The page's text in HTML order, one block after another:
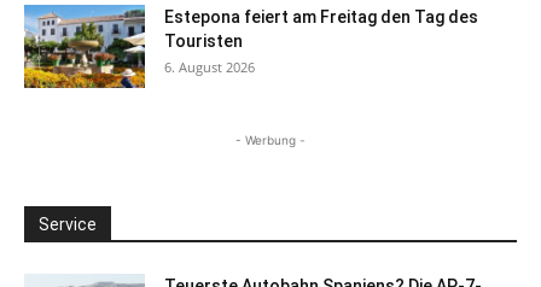
Estepona feiert am Freitag den Tag des
Touristen
6. August 2026
- Werbung -
Service